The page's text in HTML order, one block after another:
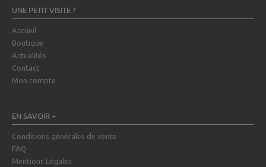
UNE PETIT VISITE ?
Accueil
Boutique
Actualités
Contact
Mon compte
EN SAVOIR +
Conditions générales de vente
FAQ
Mentions Légales